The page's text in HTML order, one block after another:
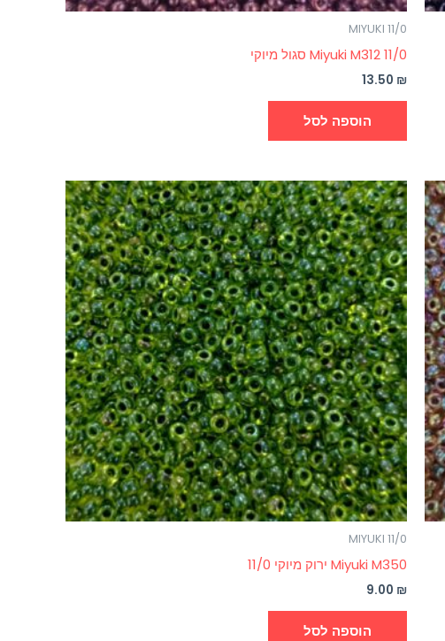
MIYUKI 11/0
Miyuki M312 11/0 סגול מיוקי
13.50 ₪
הוספה לסל
MIYUKI 11/0
Miyuki M350 ירוק מיוקי 11/0
9.00 ₪
הוספה לסל